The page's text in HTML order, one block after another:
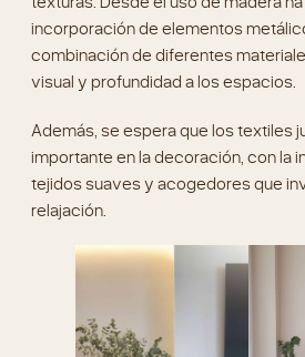
incorporación de elementos
combinación de diferentes
visual y profundidad a los espacios.
Además, se espera que los textiles
importante en la decoración, con la
tejidos suaves y acogedores que
relajación.